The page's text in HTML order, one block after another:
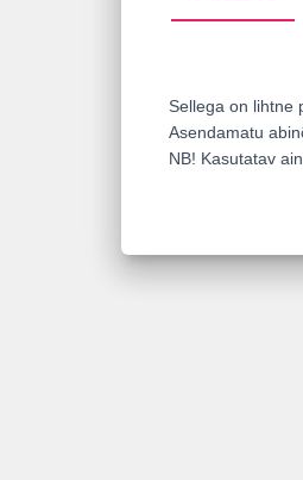
Sellega on lihtne
Asendamatu
NB! Kasutatav